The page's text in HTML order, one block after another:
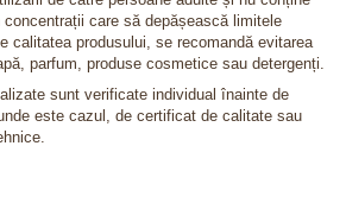
care să depășească limitele
calitatea produsului, se recomandă evitarea
parfum, produse cosmetice sau detergenți.
sunt verificate individual înainte de
este cazul, de certificat de calitate sau